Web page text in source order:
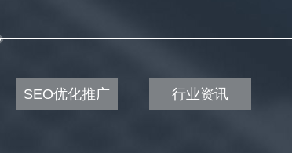
SEO优化推广 行业资讯